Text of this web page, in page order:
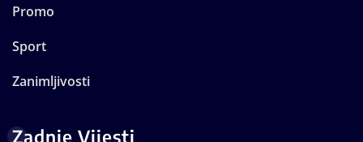
Promo
Sport
Zanimljivosti
Zadnje Vijesti